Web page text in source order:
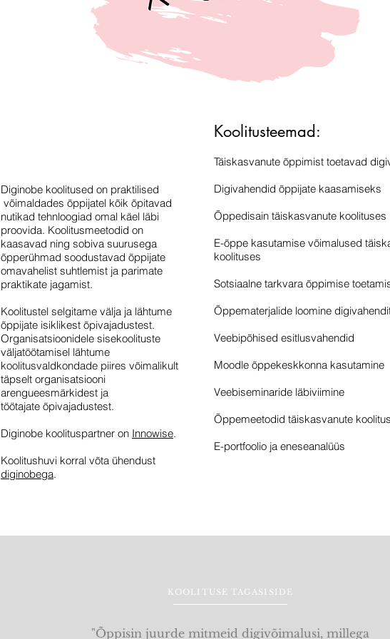
Diginobe koolitused on praktilised
võimaldades õppijatel kõik õpitavad
nutikad tehnloogiad omal käel läbi
proovida. Koolitusmeetodid on
kaasavad ning sobiva suurusega
õpperühmad soodustavad õppijate
omavahelist suhtlemist ja parimate
praktikate jagamist.
Koolitustel selgitame välja ja lähtume
õppijate isiklikest õpivajadustest.
Organisatsioonidele sisekoolituste
väljatöötamisel lähtume
koolitusvaldkondade piires võimalikult
täpselt organisatsiooni
arengueesmärkidest ja
töötajate õpivajadustest.
Diginobe koolituspartner on Innowise.
Koolitushuvi korral võta ühendust
diginobega.
Koolitusteemad:
Täiskasvanute õppimist toetavad
Digivahendid õppijate kaasamiseks
Õppedisain täiskasvanute koolituses
​E-õppe kasutamise võimalused
koolituses
Sotsiaalne tarkvara õppimise
Õppematerjalide loomine
Veebipõhised esitlusvahendid
Moodle õppekeskkonna kasutamine
Veebiseminaride läbiviimine
Õppemeetodid täiskasvanute
E-portfoolio ja eneseanalüüs
KOOLITUSE TAGASISIDE
"Õppisin juurde mitmeid digivõimalusi, millega